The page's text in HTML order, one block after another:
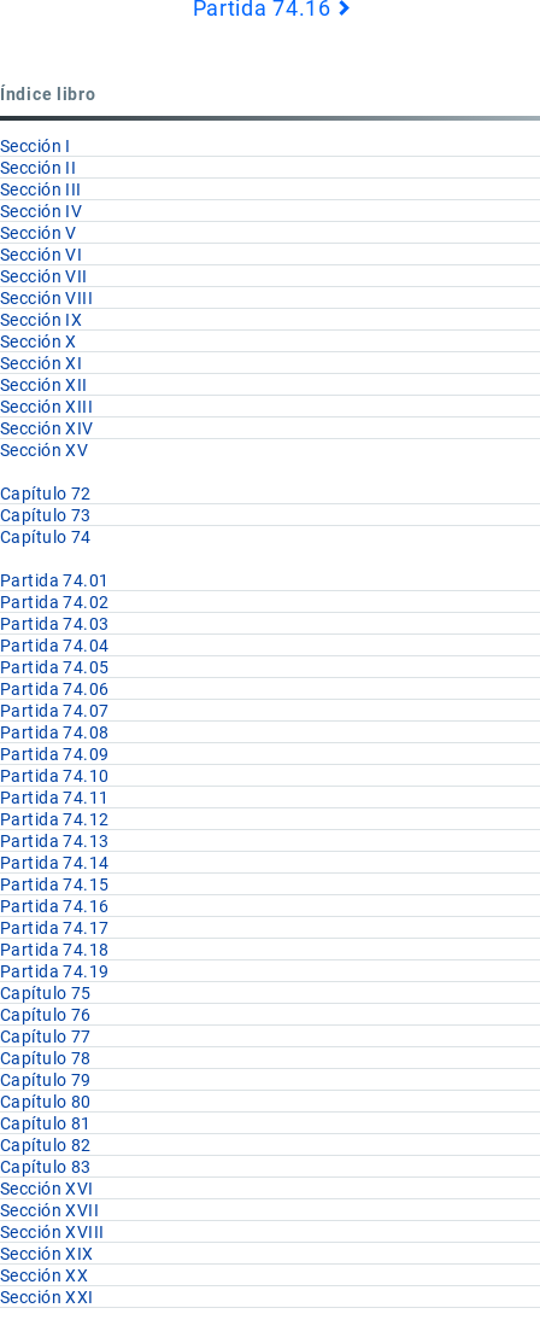
74.15
Partida 74.16
Índice libro
Sección I
Sección II
Sección III
Sección IV
Sección V
Sección VI
Sección VII
Sección VIII
Sección IX
Sección X
Sección XI
Sección XII
Sección XIII
Sección XIV
Sección XV
Capítulo 72
Capítulo 73
Capítulo 74
Partida 74.01
Partida 74.02
Partida 74.03
Partida 74.04
Partida 74.05
Partida 74.06
Partida 74.07
Partida 74.08
Partida 74.09
Partida 74.10
Partida 74.11
Partida 74.12
Partida 74.13
Partida 74.14
Partida 74.15
Partida 74.16
Partida 74.17
Partida 74.18
Partida 74.19
Capítulo 75
Capítulo 76
Capítulo 77
Capítulo 78
Capítulo 79
Capítulo 80
Capítulo 81
Capítulo 82
Capítulo 83
Sección XVI
Sección XVII
Sección XVIII
Sección XIX
Sección XX
Sección XXI